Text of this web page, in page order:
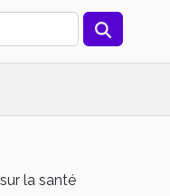
la santé